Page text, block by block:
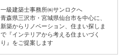
一級建築士事務所㈱サンロクへ
青森県三沢市・宮城県仙台市を中心に、
新築からリノベーション、住まい探しま
で『インテリアから考える住まいづく
り』をご提案します